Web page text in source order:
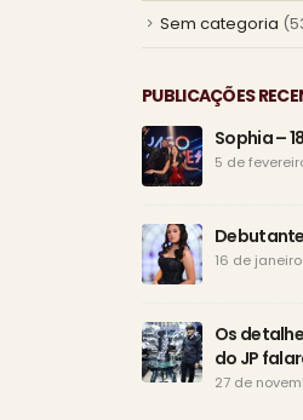
Sem categoria
PUBLICAÇÕES
Sophia –
5 de
16 de
Os
do JP
27 de